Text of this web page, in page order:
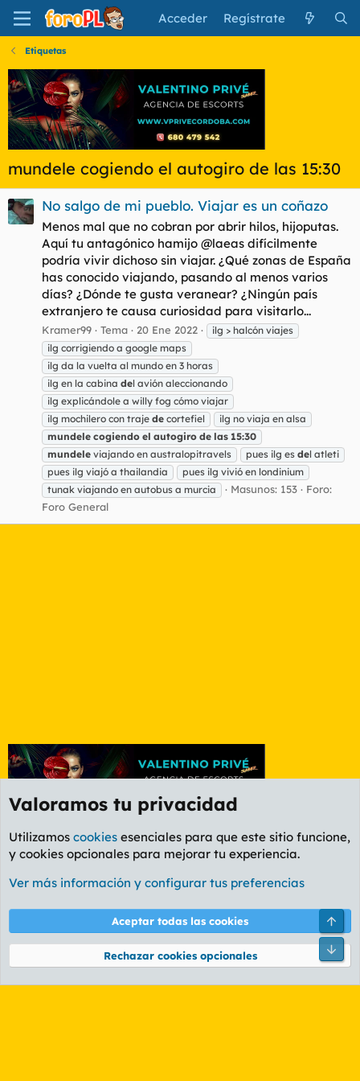
Acceder Regístrate
Etiquetas
mundele cogiendo el autogiro de las 15:30
No salgo de mi pueblo. Viajar es un coñazo
Menos mal que no cobran por abrir hilos, hijoputas.
Aquí tu antagónico hamijo @laeas difícilmente
podría vivir dichoso sin viajar. ¿Qué zonas de España
has conocido viajando, pasando al menos varios
días? ¿Dónde te gusta veranear? ¿Ningún país
extranjero te causa curiosidad para visitarlo...
Kramer99 Tema 20 Ene 2022
ilg > halcón viajes
ilg corrigiendo a google maps
ilg da la vuelta al mundo en 3 horas
ilg en la cabina del avión aleccionando
ilg explicándole a willy fog cómo viajar
ilg mochilero con traje de cortefiel
ilg no viaja en alsa
mundele cogiendo el autogiro de las 15:30
mundele viajando en australopitravels pues ilg es del atleti
pues ilg viajó a thailandia
pues ilg vivió en londinium
tunak viajando en autobus a murcia
Masunos: 153
Foro:
Foro General
Etiquetas
Cookies
PL OLDSTYLE AMARILLO
Términos y reglas Política de privacidad Ayuda
Community platform by XenForo® © 2010-2026 XenForo Ltd.
Valoramos tu privacidad
Utilizamos cookies esenciales para que este sitio funcione,
y cookies opcionales para mejorar tu experiencia.
Ver más información y configurar tus preferencias
Aceptar todas las cookies
Rechazar cookies opcionales
Pie